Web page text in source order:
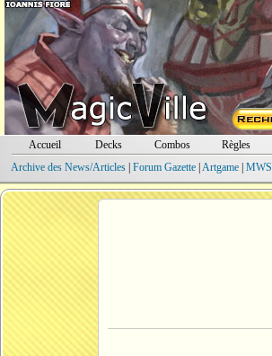
Accueil Decks Combos Règles
Archive des News/Articles| Forum Gazette| Artgame| MWS